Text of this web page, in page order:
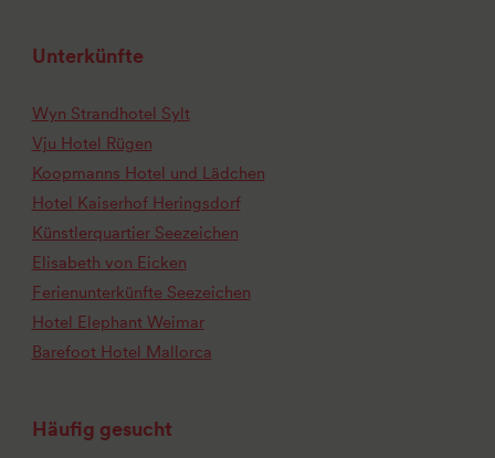
Unterkünfte
Wyn Strandhotel Sylt
Vju Hotel Rügen
Koopmanns Hotel und Lädchen
Hotel Kaiserhof Heringsdorf
Künstlerquartier Seezeichen
Elisabeth von Eicken
Ferienunterkünfte Seezeichen
Hotel Elephant Weimar
Barefoot Hotel Mallorca
Häufig gesucht